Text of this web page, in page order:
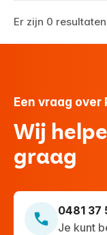
Er zijn 0
Een vraag over
Wij
graag
0481 37
Je kunt